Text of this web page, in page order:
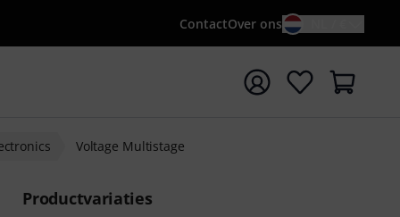
ContactOver ons
Voltage Multistage
Productvariaties